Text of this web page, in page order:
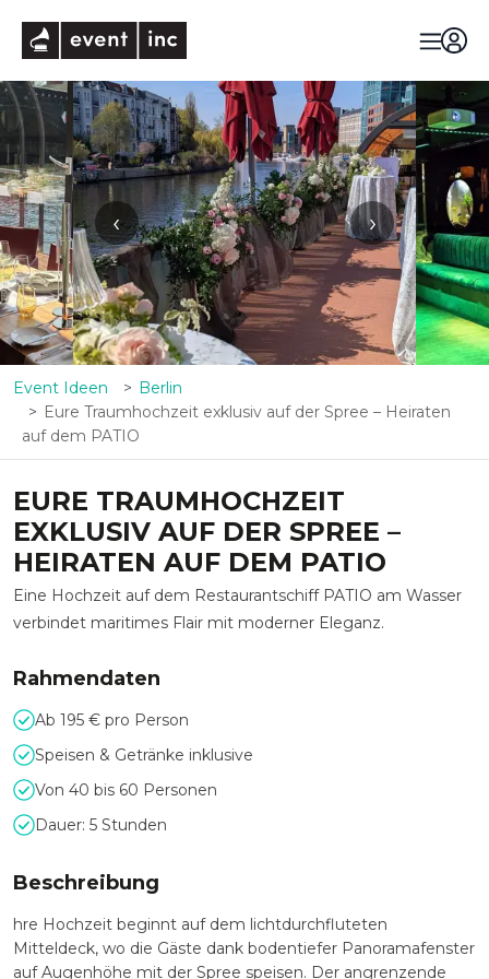
‹ ›
Event Ideen
Berlin
Eure Traumhochzeit exklusiv auf der Spree – Heiraten
auf dem PATIO
EURE TRAUMHOCHZEIT
EXKLUSIV AUF DER SPREE –
HEIRATEN AUF DEM PATIO
Eine Hochzeit auf dem Restaurantschiff PATIO am Wasser
verbindet maritimes Flair mit moderner Eleganz.
Rahmendaten
Ab 195 € pro Person
Speisen & Getränke inklusive
Von 40 bis 60 Personen
Dauer: 5 Stunden
Beschreibung
hre Hochzeit beginnt auf dem lichtdurchfluteten
Mitteldeck, wo die Gäste dank bodentiefer Panoramafenster
auf Augenhöhe mit der Spree speisen. Der angrenzende